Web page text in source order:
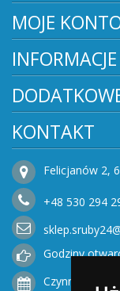
MOJE
INFORMACJE
KONTAKT
Felicjanów 2,
+48 530 294
Godziny
Czynne od